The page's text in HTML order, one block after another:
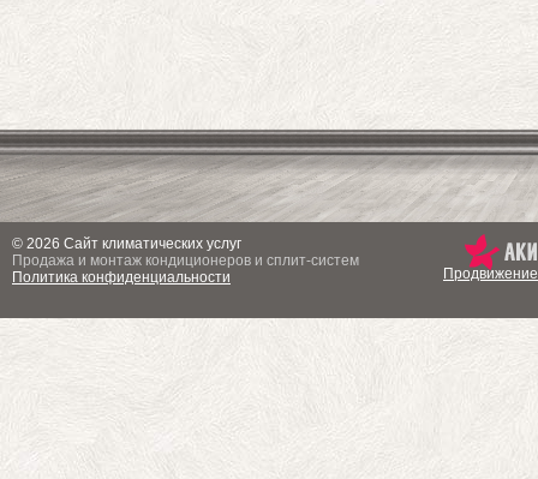
© 2026 Сайт климатических услуг
Продажа и монтаж кондиционеров и сплит-систем
Политика конфиденциальности